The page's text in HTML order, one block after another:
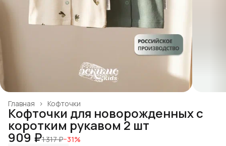
Кофточки
Главная ›
Кофточки для новорожденных с
коротким рукавом 2 шт
909 ₽1 317 ₽−31%